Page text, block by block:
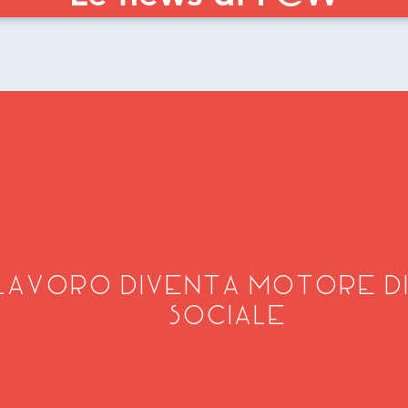
DIVENTA MOTORE
SOCIALE